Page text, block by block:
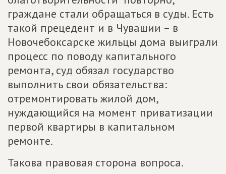
граждане стали обращаться в суды. Есть
такой прецедент и в Чувашии – в
Новочебоксарске жильцы дома выиграли
процесс по поводу капитального
ремонта, суд обязал государство
выполнить свои обязательства:
отремонтировать жилой дом,
нуждающийся на момент приватизации
первой квартиры в капитальном
ремонте.
Такова правовая сторона вопроса.